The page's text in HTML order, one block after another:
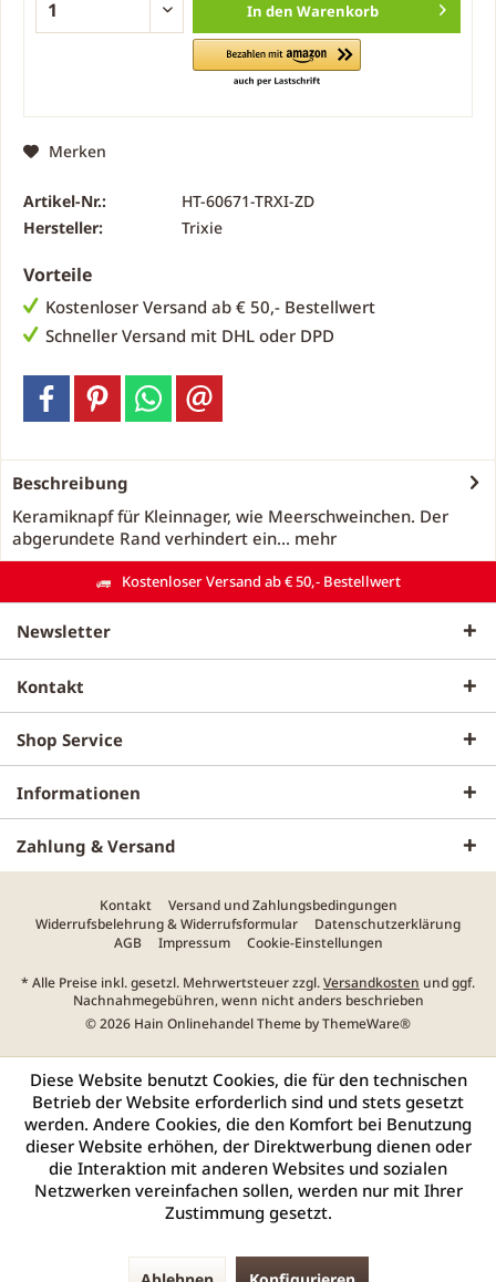
In den Warenkorb
Merken
Artikel-Nr.:
HT-60671-TRXI-ZD
Hersteller:
Trixie
Vorteile
Kostenloser Versand ab € 50,- Bestellwert
Schneller Versand mit DHL oder DPD
Beschreibung
Keramiknapf für Kleinnager, wie Meerschweinchen. Der
abgerundete Rand verhindert ein... mehr
Kostenloser Versand ab € 50,- Bestellwert
Newsletter
Kontakt
Shop Service
Informationen
Zahlung & Versand
Kontakt
Versand und Zahlungsbedingungen
Widerrufsbelehrung & Widerrufsformular
Datenschutzerklärung
AGB
Impressum Cookie-Einstellungen
* Alle Preise inkl. gesetzl. Mehrwertsteuer zzgl.Versandkosten und ggf.
Nachnahmegebühren, wenn nicht anders beschrieben
© 2026 Hain Onlinehandel Theme byThemeWare®
Diese Website benutzt Cookies, die für den technischen
Betrieb der Website erforderlich sind und stets gesetzt
werden. Andere Cookies, die den Komfort bei Benutzung
dieser Website erhöhen, der Direktwerbung dienen oder
die Interaktion mit anderen Websites und sozialen
Netzwerken vereinfachen sollen, werden nur mit Ihrer
Zustimmung gesetzt.